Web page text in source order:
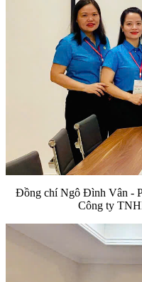
Đồng chí Ngô Đình Vân -
Công ty